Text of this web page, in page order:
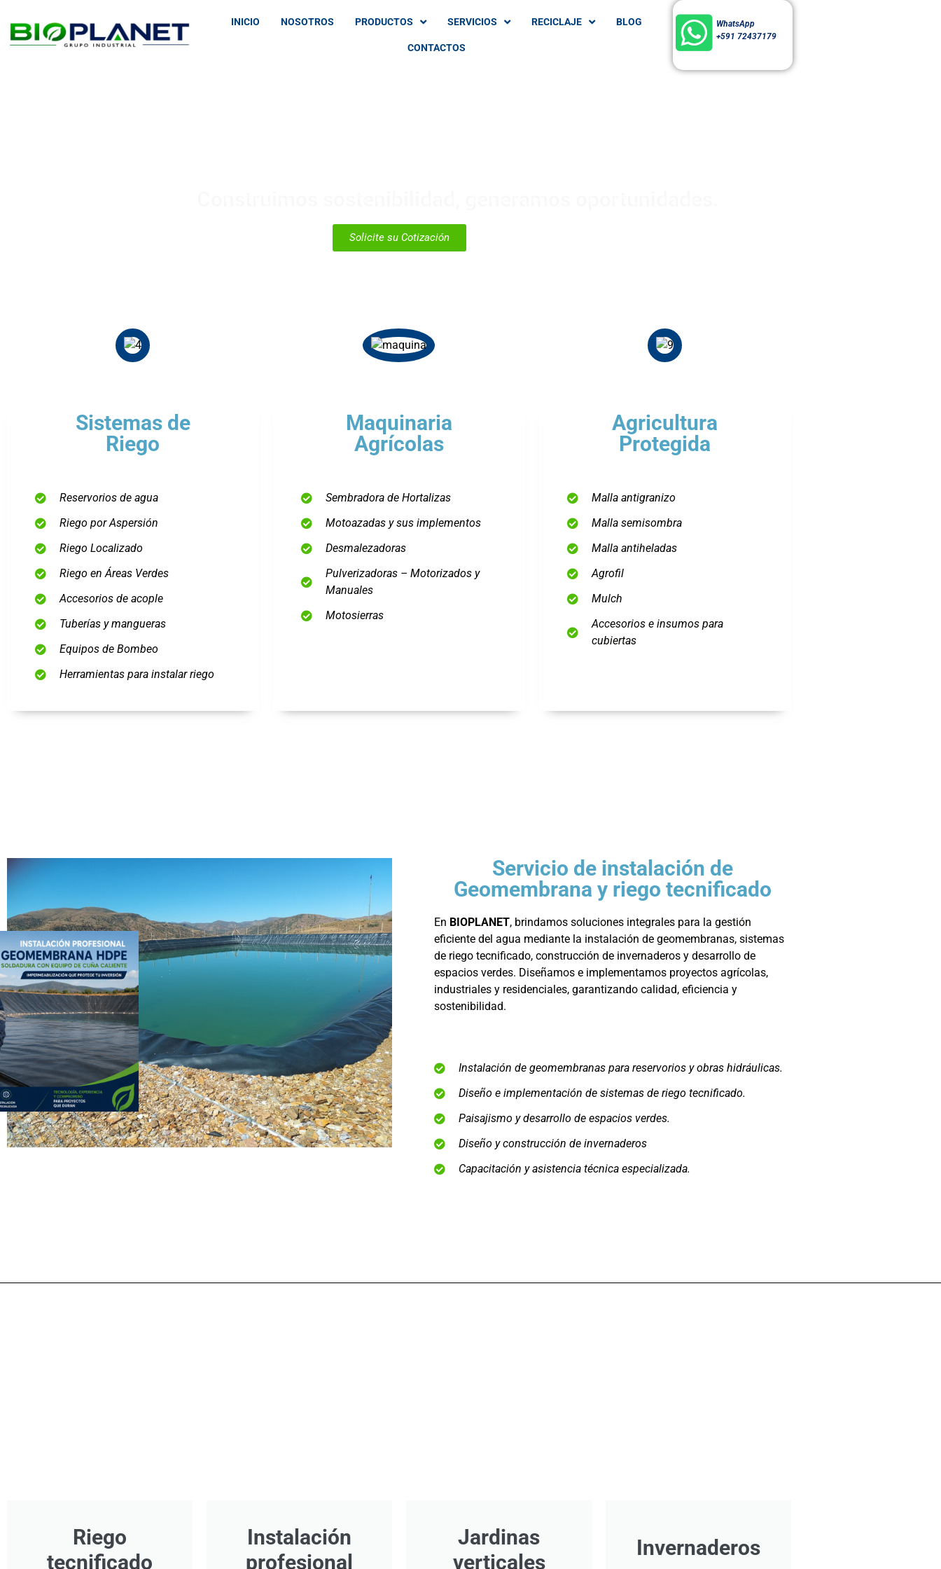
INICIO NOSOTROS PRODUCTOS SERVICIOS RECICLAJE BLOG
CONTACTOS
WhatsApp
+591 72437179
Solicite su Cotización
Sistemas de
Riego
Reservorios de agua
Riego por Aspersión
Riego Localizado
Riego en Áreas Verdes
Accesorios de acople
Tuberías y mangueras
Equipos de Bombeo
Herramientas para instalar riego
Maquinaria
Agrícolas
Sembradora de Hortalizas
Motoazadas y sus implementos
Desmalezadoras
Pulverizadoras – Motorizados y
Manuales
Motosierras
Agricultura
Protegida
Malla antigranizo
Malla semisombra
Malla antiheladas
Agrofil
Mulch
Accesorios e insumos para
cubiertas
Servicio de instalación de
Geomembrana y riego tecnificado
En BIOPLANET, brindamos soluciones integrales para la gestión
eficiente del agua mediante la instalación de geomembranas, sistemas
de riego tecnificado, construcción de invernaderos y desarrollo de
espacios verdes. Diseñamos e implementamos proyectos agrícolas,
industriales y residenciales, garantizando calidad, eficiencia y
sostenibilidad.
Instalación de geomembranas para reservorios y obras hidráulicas.
Diseño e implementación de sistemas de riego tecnificado.
Paisajismo y desarrollo de espacios verdes.
Diseño y construcción de invernaderos
Capacitación y asistencia técnica especializada.
Riego
tecnificado
Instalación
profesional
Jardinas
verticales
Invernaderos